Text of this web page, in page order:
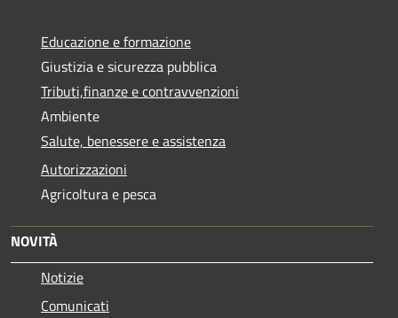
Educazione e formazione
Giustizia e sicurezza pubblica
Tributi,finanze e contravvenzioni
Ambiente
Salute, benessere e assistenza
Autorizzazioni
Agricoltura e pesca
NOVITÀ
Notizie
Comunicati